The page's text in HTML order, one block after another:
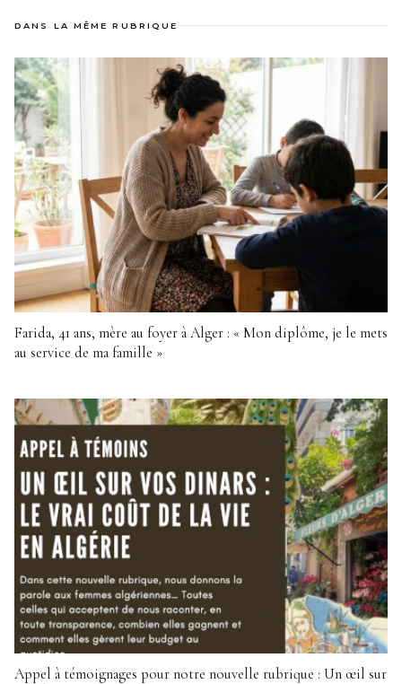
DANS LA MÊME RUBRIQUE
Farida, 41 ans, mère au foyer à Alger : « Mon diplôme, je le mets
au service de ma famille »
Appel à témoignages pour notre nouvelle rubrique : Un œil sur